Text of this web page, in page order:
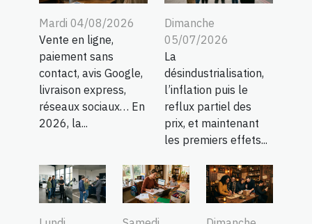
Mardi 04/08/2026
Vente en ligne,
paiement sans
contact, avis Google,
livraison express,
réseaux sociaux… En
2026, la...
Dimanche
05/07/2026
La
désindustrialisation,
l’inflation puis le
reflux partiel des
prix, et maintenant
les premiers effets...